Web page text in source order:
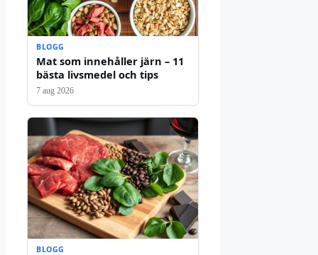
BLOGG
Mat som innehåller järn – 11
bästa livsmedel och tips
7 aug 2026
BLOGG